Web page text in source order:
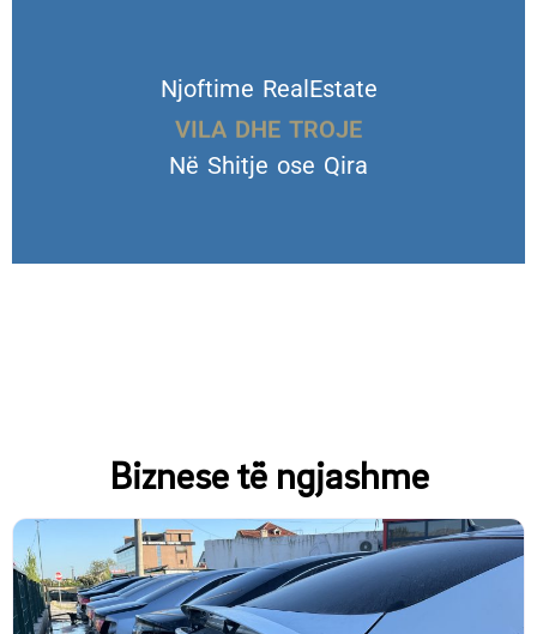
Njoftime RealEstate
VILA DHE TROJE
Në Shitje ose Qira
Biznese të ngjashme